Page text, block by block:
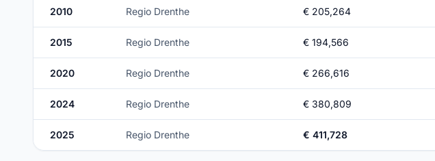
2010 Regio Drenthe € 205,264
2015 Regio Drenthe € 194,566
2020 Regio Drenthe € 266,616
2024 Regio Drenthe € 380,809
2025 Regio Drenthe € 411,728